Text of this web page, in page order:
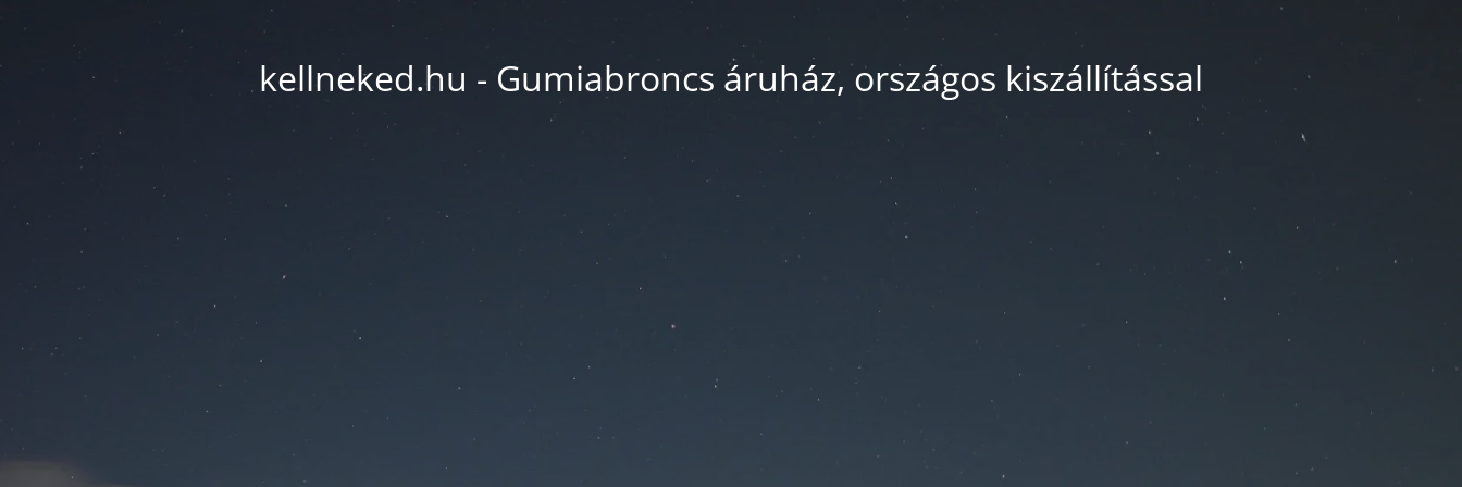
kellneked.hu - Gumiabroncs áruház, országos kiszállítással